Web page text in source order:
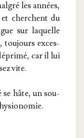
les années,
cherchent du
sur laquelle
tou­jours exces­
car il lui
vite.
se hâte, un sou­